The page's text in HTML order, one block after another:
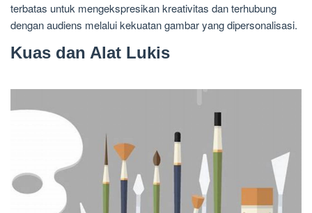
terbatas untuk mengekspresikan kreativitas dan terhubung
dengan audiens melalui kekuatan gambar yang dipersonalisasi.
Kuas dan Alat Lukis